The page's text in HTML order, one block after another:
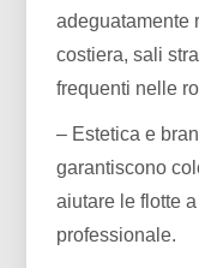
adeguatamente
costiera, sali
frequenti nelle
– Estetica e
garantiscono
aiutare le flotte
professionale.